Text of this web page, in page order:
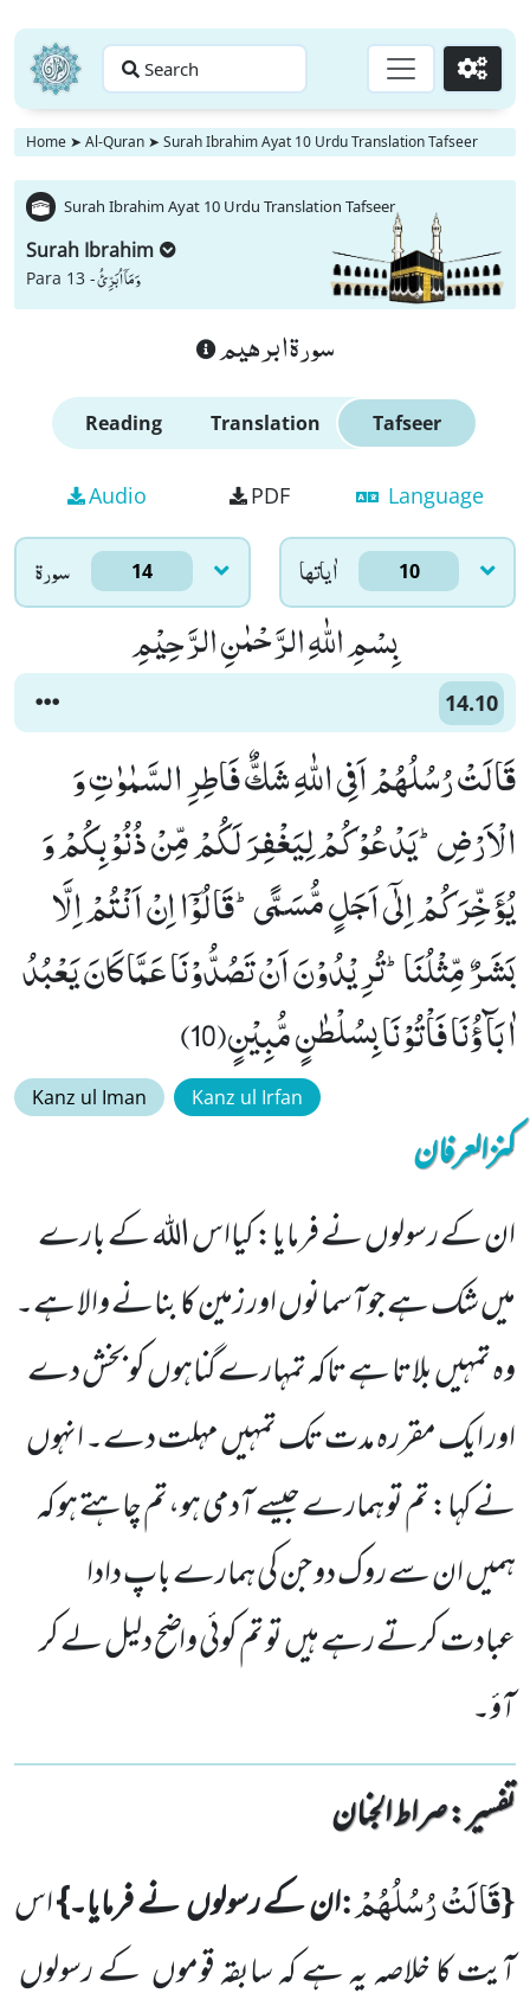
Search Go
Home ➤ Al-Quran ➤ Surah Ibrahim Ayat 10 Urdu Translation Tafseer
Surah Ibrahim Ayat 10 Urdu Translation Tafseer
Surah Ibrahim
Para 13 -وَ مَاۤ اُبَرِّئُ
سورة ابرهيم
Reading Translation Tafseer
Audio PDF Language
سورۃ 14 اٰياتها 10
بِسْمِ اللّٰهِ الرَّحْمٰنِ الرَّحِیْمِ
14.10
قَالَتْ رُسُلُهُمْ اَفِی اللّٰهِ شَكٌّ فَاطِرِ السَّمٰوٰتِ وَ
الْاَرْضِؕ-یَدْعُوْكُمْ لِیَغْفِرَ لَكُمْ مِّنْ ذُنُوْبِكُمْ وَ
یُؤَخِّرَكُمْ اِلٰۤى اَجَلٍ مُّسَمًّىؕ-قَالُوْۤا اِنْ اَنْتُمْ اِلَّا
بَشَرٌ مِّثْلُنَاؕ-تُرِیْدُوْنَ اَنْ تَصُدُّوْنَا عَمَّا كَانَ یَعْبُدُ
اٰبَآؤُنَا فَاْتُوْنَا بِسُلْطٰنٍ مُّبِیْنٍ(10)
Kanz ul Iman Kanz ul Irfan
کنزالعرفان
ان کے رسولوں نے فرمایا: کیااس اللہ کے بارے
میں شک ہے جوآسمانوں اور زمین کا بنانے والا ہے۔
وہ تمہیں بلاتا ہے تاکہ تمہارے گناہوں کو بخش دے
اور ایک مقررہ مدت تک تمہیں مہلت دے۔ انہوں
نے کہا: تم تو ہمارے جیسے آدمی ہو،تم چاہتے ہو کہ
ہمیں ان سے روک دو جن کی ہمارے باپ دادا
عبادت کرتے رہے ہیں تو تم کوئی واضح دلیل لے کر
آؤ۔
تفسیر : ‎صراط الجنان
{قَالَتْ رُسُلُهُمْ:ان کے رسولوں نے فرمایا۔}اس
آیت کا خلاصہ یہ ہے کہ سابقہ قوموں کے رسولوں